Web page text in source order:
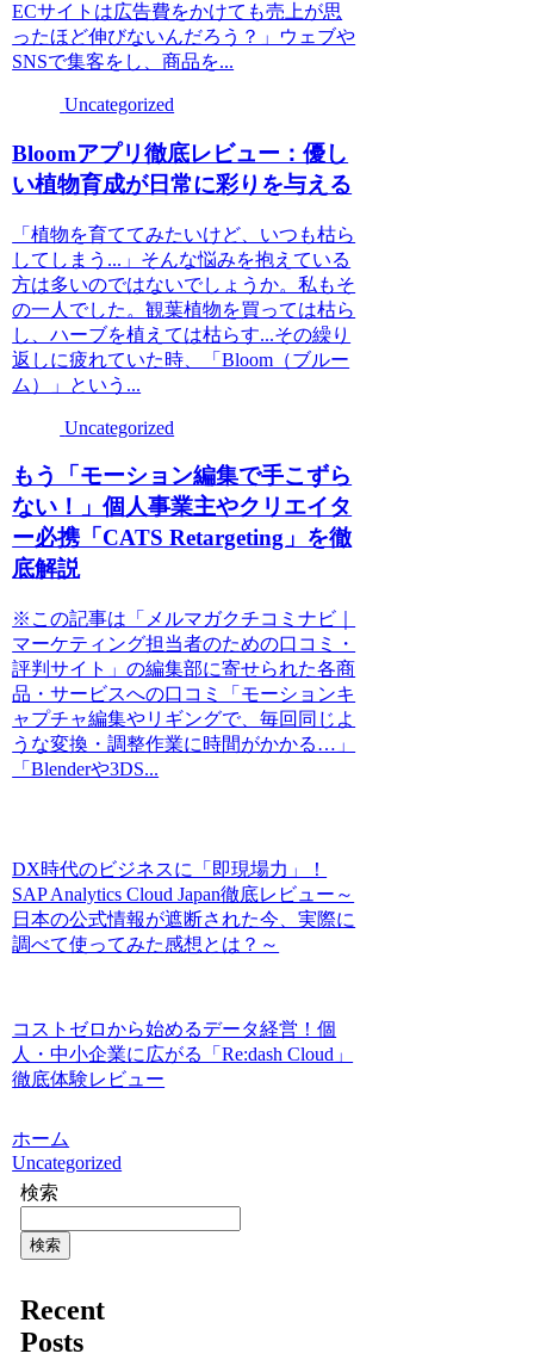
ECサイトは広告費をかけても売上が思
ったほど伸びないんだろう？」ウェブや
SNSで集客をし、商品を...
Uncategorized
Bloomアプリ徹底レビュー：優し
い植物育成が日常に彩りを与える
「植物を育ててみたいけど、いつも枯ら
してしまう...」そんな悩みを抱えている
方は多いのではないでしょうか。私もそ
の一人でした。観葉植物を買っては枯ら
し、ハーブを植えては枯らす...その繰り
返しに疲れていた時、「Bloom（ブルー
ム）」という...
Uncategorized
もう「モーション編集で手こずら
ない！」個人事業主やクリエイタ
ー必携「CATS Retargeting」を徹
底解説
※この記事は「メルマガクチコミナビ｜
マーケティング担当者のための口コミ・
評判サイト」の編集部に寄せられた各商
品・サービスへの口コミ「モーションキ
ャプチャ編集やリギングで、毎回同じよ
うな変換・調整作業に時間がかかる…」
「Blenderや3DS...
DX時代のビジネスに「即現場力」！
SAP Analytics Cloud Japan徹底レビュー～
日本の公式情報が遮断された今、実際に
調べて使ってみた感想とは？～
コストゼロから始めるデータ経営！個
人・中小企業に広がる「Re:dash Cloud」
徹底体験レビュー
ホーム
Uncategorized
検索
検索
Recent
Posts